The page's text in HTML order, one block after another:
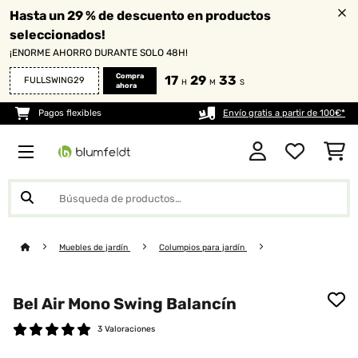
Hasta un 29 % de descuento en productos
seleccionados!
¡ENORME AHORRO DURANTE SOLO 48H!
FULLSWING29
Compra
ahora
17 H 29 M 31 S
Pagos flexibles Envío gratis a partir de 100€*
Muebles de jardín Columpios para jardín
Bel Air Mono Swing Balancín
3 Valoraciones